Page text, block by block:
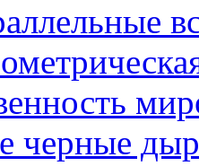
черные